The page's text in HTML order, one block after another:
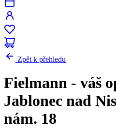
Zpět k přehledu
Fielmann - váš
Jablonec nad
nám. 18